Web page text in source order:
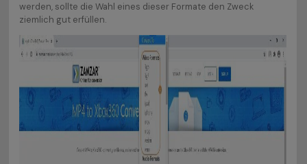
werden, sollte die Wahl eines dieser Formate den Zweck
ziemlich gut erfüllen.